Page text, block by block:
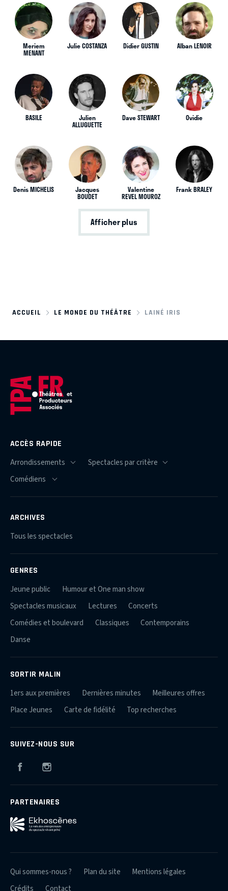
Meriem
MENANT
Julie COSTANZA Didier GUSTIN Alban LENOIR
BASILE Julien
ALLUGUETTE
Dave STEWART Ovidie
Denis MICHELIS Jacques
BOUDET
Valentine
REVEL MOUROZ
Frank BRALEY
Afficher plus
ACCUEIL LE MONDE DU THÉÂTRE LAINÉ IRIS
ACCÈS RAPIDE
ARCHIVES
Tous les spectacles
GENRES
Jeune public
Humour et One man show
Spectacles musicaux
Lectures
Concerts
Comédies et boulevard
Classiques
Contemporains
Danse
SORTIR MALIN
1ers aux premières Dernières minutes
Meilleures offres
Place Jeunes
Carte de fidélité Top recherches
SUIVEZ-NOUS SUR
Facebook
PARTENAIRES
Qui sommes-nous ? Plan du site
Mentions légales
Crédits
Contact